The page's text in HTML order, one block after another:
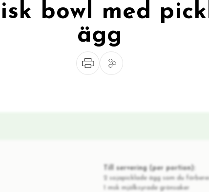
bowl med
ägg
Till servering (per portion):
2 sojapicklade ägg som du
1 msk mjölksyrade grönsaker